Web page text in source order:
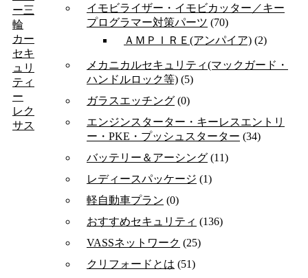
ー三
輪
カー
セキ
ュリ
ティ
ー
レク
サス
イモビライザー・イモビカッター／キー
プログラマー対策パーツ (70)
ＡＭＰＩＲＥ(アンパイア) (2)
メカニカルセキュリティ(マックガード・
ハンドルロック等) (5)
ガラスエッチング (0)
エンジンスターター・キーレスエントリ
ー・PKE・プッシュスターター (34)
バッテリー＆アーシング (11)
レディースパッケージ (1)
軽自動車プラン (0)
おすすめセキュリティ (136)
VASSネットワーク (25)
クリフォードとは (51)